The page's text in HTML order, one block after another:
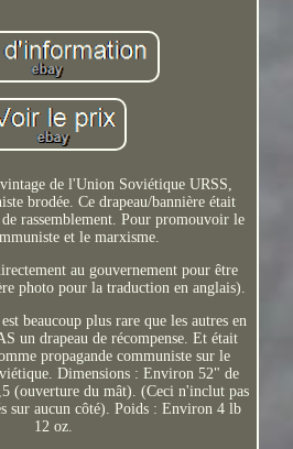
de l'Union Soviétique URSS,
brodée. Ce drapeau/bannière était
rassemblement. Pour promouvoir le
et le marxisme.
au gouvernement pour être
photo pour la traduction en anglais).
beaucoup plus rare que les autres en
un drapeau de récompense. Et était
propagande communiste sur le
Dimensions : Environ 52" de
(ouverture du mât). (Ceci n'inclut pas
sur aucun côté). Poids : Environ 4 lb
12 oz.